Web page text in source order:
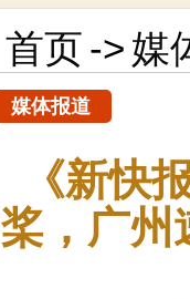
首页 -> 媒
媒体报道
《新快
桨，广州